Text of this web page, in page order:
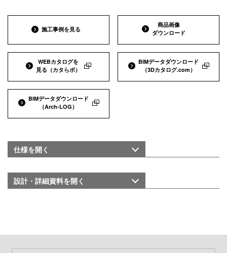
施工事例を見る
商品画像
ダウンロード
WEBカタログを
見る （カタらボ）
BIMデータダウンロード
（3Dカタログ.com）
BIMデータダウンロード
（Arch-LOG）
仕様を開く
設計・詳細資料を開く